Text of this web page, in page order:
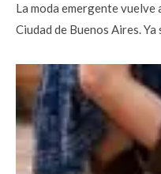
La moda emergente
Ciudad de Buenos Aires.